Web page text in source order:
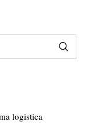
logistica